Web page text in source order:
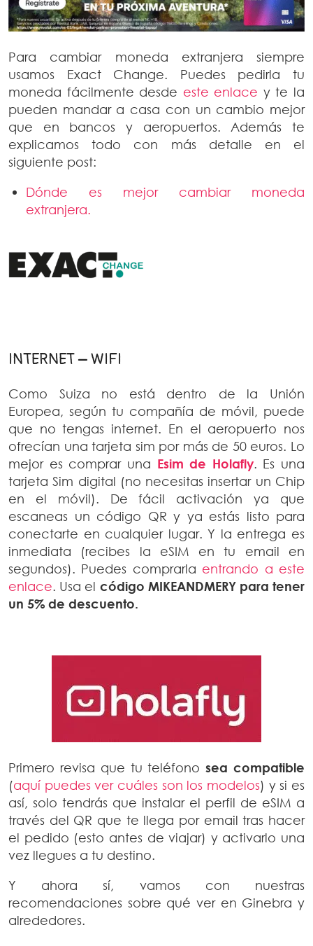
Para cambiar moneda extranjera siempre
usamos Exact Change. Puedes pedirla tu
moneda fácilmente desde este enlace y te la
pueden mandar a casa con un cambio mejor
que en bancos y aeropuertos. Además te
explicamos todo con más detalle en el
siguiente post:
Dónde es mejor cambiar moneda
extranjera.
INTERNET – WIFI
Como Suiza no está dentro de la Unión
Europea, según tu compañía de móvil, puede
que no tengas internet. En el aeropuerto nos
ofrecían una tarjeta sim por más de 50 euros. Lo
mejor es comprar una Esim de Holafly. Es una
tarjeta Sim digital (no necesitas insertar un Chip
en el móvil). De fácil activación ya que
escaneas un código QR y ya estás listo para
conectarte en cualquier lugar. Y la entrega es
inmediata (recibes la eSIM en tu email en
segundos). Puedes comprarla entrando a este
enlace. Usa el código MIKEANDMERY para tener
un 5% de descuento.
Primero revisa que tu teléfonosea compatible
(aquí puedes ver cuáles son los modelos) y si es
así, solo tendrás que instalar el perfil de eSIM a
través del QR que te llega por email tras hacer
el pedido (esto antes de viajar) y activarlo una
vez llegues a tu destino.
Y ahora sí, vamos con nuestras
recomendaciones sobre qué ver en Ginebra y
alrededores.